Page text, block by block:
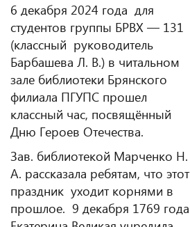
6 декабря 2024 года для
студентов группы БРВХ — 131
(классный руководитель
Барбашева Л. В.) в читальном
зале библиотеки Брянского
филиала ПГУПС прошел
классный час, посвящённый
Дню Героев Отечества.
Зав. библиотекой Марченко Н.
А. рассказала ребятам, что этот
праздник уходит корнями в
прошлое. 9 декабря 1769 года